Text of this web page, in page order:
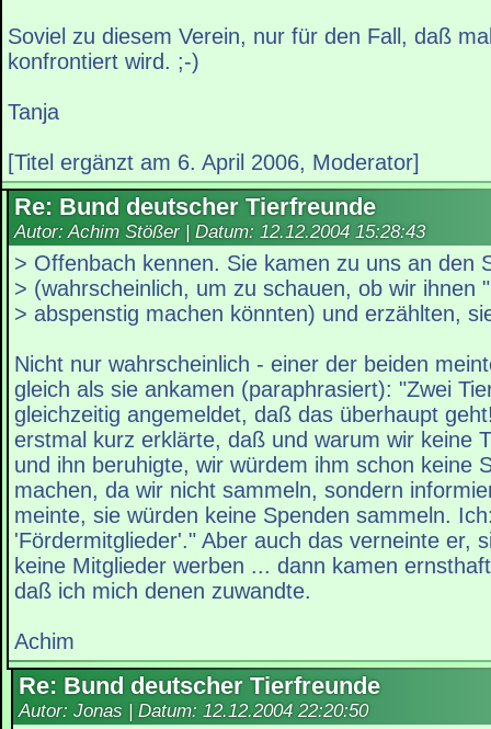
Soviel zu diesem Verein, nur für den Fall, daß
konfrontiert wird. ;-)
Tanja
[Titel ergänzt am 6. April 2006, Moderator]
Re: Bund deutscher Tierfreunde
Autor: Achim Stößer | Datum: 12.12.2004 15:28:43
> Offenbach kennen. Sie kamen zu uns an den
> (wahrscheinlich, um zu schauen, ob wir ihnen
> abspenstig machen könnten) und erzählten,
Nicht nur wahrscheinlich - einer der beiden
gleich als sie ankamen (paraphrasiert): "Zwei
gleichzeitig angemeldet, daß das überhaupt
erstmal kurz erklärte, daß und warum wir keine
und ihn beruhigte, wir würdem ihm schon keine
machen, da wir nicht sammeln, sondern
meinte, sie würden keine Spenden sammeln.
'Fördermitglieder'." Aber auch das verneinte er,
keine Mitglieder werben ... dann kamen
daß ich mich denen zuwandte.
Achim
Re: Bund deutscher Tierfreunde
Autor: Jonas | Datum: 12.12.2004 22:20:50